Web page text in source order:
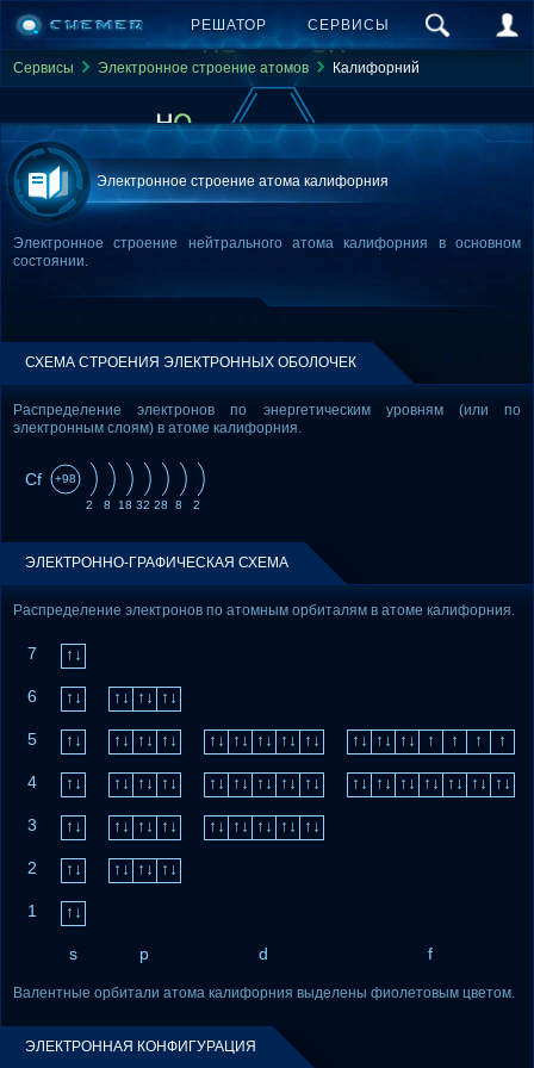
РЕШАТОР СЕРВИСЫ
Сервисы Электронное строение атомов Калифорний
Электронное строение атома калифорния
Электронное строение нейтрального атома калифорния в основном
состоянии.
СХЕМА СТРОЕНИЯ ЭЛЕКТРОННЫХ ОБОЛОЧЕК
Распределение электронов по энергетическим уровням (или по
электронным слоям) в атоме калифорния.
Cf
+98
2
8 18 32 28 8 2
ЭЛЕКТРОННО-ГРАФИЧЕСКАЯ СХЕМА
Распределение электронов по атомным орбиталям в атоме калифорния.
7 ↑↓
6 ↑↓ ↑↓ ↑↓ ↑↓
5 ↑↓ ↑↓ ↑↓ ↑↓ ↑↓ ↑↓ ↑↓ ↑↓ ↑↓ ↑↓ ↑↓ ↑↓ ↑ ↑ ↑ ↑
4 ↑↓ ↑↓ ↑↓ ↑↓ ↑↓ ↑↓ ↑↓ ↑↓ ↑↓ ↑↓ ↑↓ ↑↓ ↑↓ ↑↓ ↑↓ ↑↓
3 ↑↓ ↑↓ ↑↓ ↑↓ ↑↓ ↑↓ ↑↓ ↑↓ ↑↓
2 ↑↓ ↑↓ ↑↓ ↑↓
1 ↑↓
s p d f
Валентные орбитали атома калифорния выделены фиолетовым цветом.
ЭЛЕКТРОННАЯ КОНФИГУРАЦИЯ